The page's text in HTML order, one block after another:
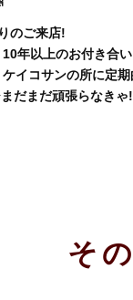
のご来店!
年以上のお付き合
イコサンの所に定
だまだ頑張らなき
そ